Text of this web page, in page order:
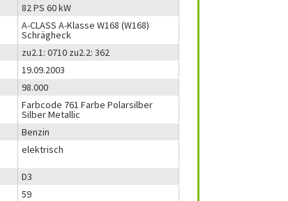
82 PS 60 kW
A-CLASS A-Klasse W168 (W168)
Schrägheck
zu2.1: 0710 zu2.2: 362
19.09.2003
98.000
Farbcode 761 Farbe Polarsilber
Silber Metallic
Benzin
elektrisch
D3
59